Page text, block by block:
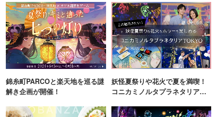
錦糸町PARCOと楽天地を巡る謎
解き企画が開催！
妖怪夏祭りや花火で夏を満喫！
コニカミノルタプラネタリア